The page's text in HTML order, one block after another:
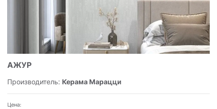
АЖУР
Производитель: Керама Марацци
Цена: